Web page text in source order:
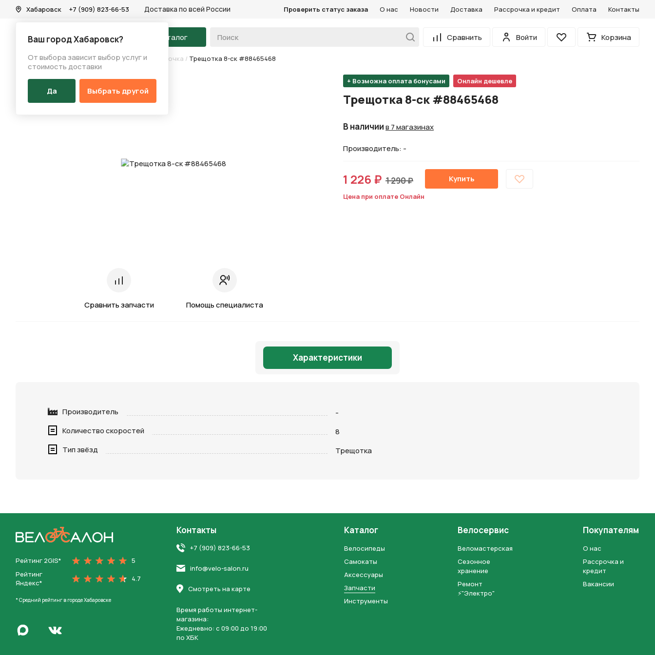
Хабаровск
Ваш город Хабаровск?
От выбора зависит выбор услуг и
стоимость доставки
Да Выбрать другой
+7 (909) 823-66-53 Доставка по всей России Проверить статус заказа О нас Новости Доставка Рассрочка и кредит Оплата Контакты
На главную Каталог Сравнить
Войти
Избранное Корзина
Каталог/Запчасти/Трещотка/кассета/звездочка / Трещотка 8-ск #88465468
Сравнить запчасти Помощь специалиста
+ Возможна оплата бонусами Онлайн дешевле
Трещотка 8-ск #88465468
В наличиив 7 магазинах
Производитель: -
1 226 ₽ 1 290 ₽ Купить
Цена при оплате Онлайн
Характеристики
Производитель
-
Количество скоростей
8
Тип звёзд
Трещотка
Рейтинг 2GIS*
5
Рейтинг
Яндекс*
4.7
* Средний рейтинг в городе Хабаровске
Написать в MaxПерейти во Вконтакте
Контакты
+7 (909) 823-66-53
info@velo-salon.ru
Смотреть на карте
Время работы интернет-
магазина:
Ежедневно: c 09:00 до 19:00
по ХБК
Каталог
Велосипеды
Самокаты
Аксессуары
Запчасти
Инструменты
Велосервис
Веломастерская
Сезонное
хранение
Ремонт
⚡"Электро"
Покупателям
О нас
Рассрочка и
кредит
Вакансии
персональных данных и соглашаетесь с политикой конфиденциальности